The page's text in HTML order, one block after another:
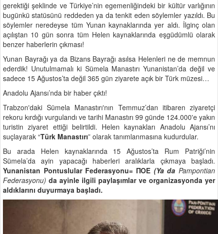
gerektiği şeklinde ve Türkiye’nin egemenliğindeki bir kültür varlığının
bugünkü statüsünü reddeden ya da tenkit eden söylemler yazıldı. Bu
söylemler neredeyse tüm Yunan kaynaklarında yer aldı. İlginç olan
açılıştan 10 gün sonra tüm Helen kaynaklarında eşgüdümlü olarak
benzer haberlerin çıkması!
Yunan Bayrağı ya da Bizans Bayrağı asılsa Helenleri ne de memnun
ederdik! Unutulmamalı ki Sümela Manastırı Yunanistan’da değil ve
sadece 15 Ağustos’ta değil 365 gün ziyarete açık bir Türk müzesi…
Anadolu Ajansı’nda bir haber çıktı!
Trabzon'daki Sümela Manastırı'nın Temmuz’dan itibaren ziyaretçi
rekoru kırdığı vurgulandı ve tarihi Manastırı 99 günde 124.000'e yakın
turistin ziyaret ettiği belirtildi. Helen kaynakları Anadolu Ajansı’nı
suçlayarak “Türk Manastırı” olarak tanımlanmasına kudurdular.
Bu arada Helen kaynaklarında 15 Ağustos’ta Rum Patriği’nin
Sümela’da ayin yapacağı haberleri aralıklarla çıkmaya başladı.
Yunanistan Pontuslular Federasyonu= ΠΟΕ (Ya daPampontian
Federasyonu) da ayinle ilgili paylaşımlar ve organizasyonda yer
aldıklarını duyurmaya başladı.